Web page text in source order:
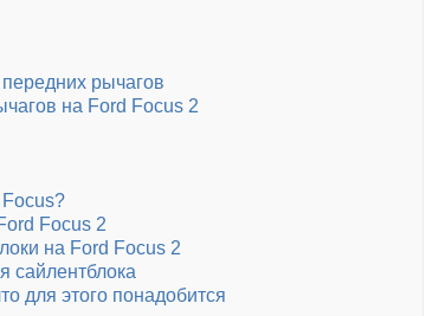
рычагов
на Ford Focus 2
Focus?
Focus 2
на Ford Focus 2
сайлентблока
для этого понадобится